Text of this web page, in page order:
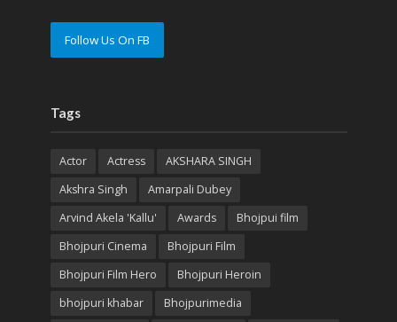
Follow Us On FB
Tags
Actor Actress
AKSHARA SINGH
Akshra Singh
Amarpali Dubey
Arvind Akela 'Kallu'
Awards
Bhojpui film
Bhojpuri Cinema
Bhojpuri Film
Bhojpuri Film Hero
Bhojpuri Heroin
bhojpuri khabar
Bhojpurimedia